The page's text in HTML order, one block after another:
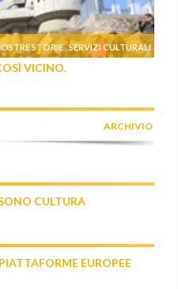
STORIE ,SERVIZI CULTURALI
VICINO.
ARCHIVIO
CULTURA
EUROPEE